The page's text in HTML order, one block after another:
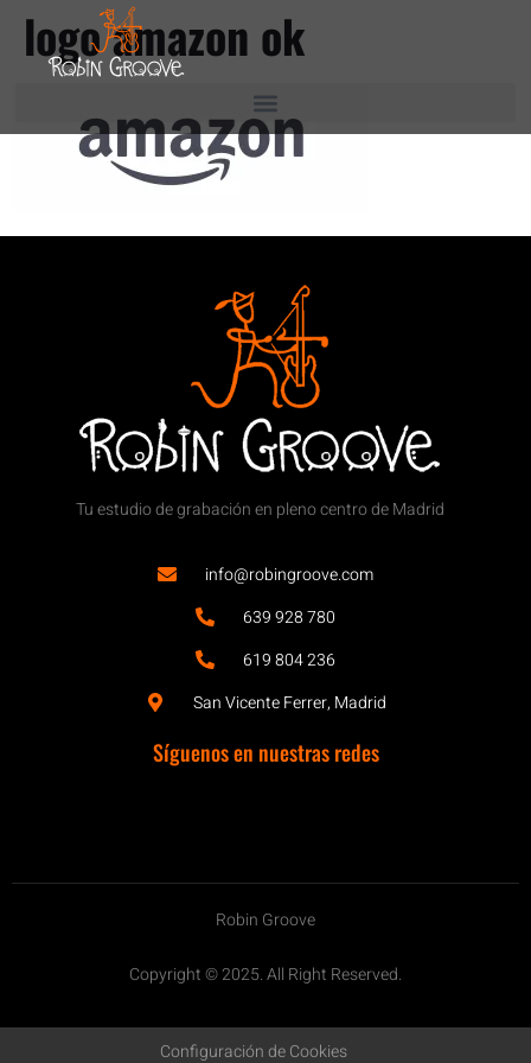
logo amazon ok
Tu estudio de grabación en pleno centro de Madrid
info@robingroove.com
639 928 780
619 804 236
San Vicente Ferrer, Madrid
Síguenos en nuestras redes
Robin Groove
Copyright © 2025. All Right Reserved.
Configuración de Cookies